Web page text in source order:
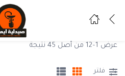
تسجيل دخول
عرض 1–12 من أصل 45 نتيجة
فلتر